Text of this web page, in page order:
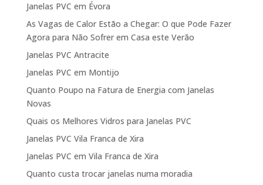
Janelas PVC em Évora
As Vagas de Calor Estão a Chegar: O que Pode Fazer
Agora para Não Sofrer em Casa este Verão
Janelas PVC Antracite
Janelas PVC em Montijo
Quanto Poupo na Fatura de Energia com Janelas
Novas
Quais os Melhores Vidros para Janelas PVC
Janelas PVC Vila Franca de Xira
Janelas PVC em Vila Franca de Xira
Quanto custa trocar janelas numa moradia